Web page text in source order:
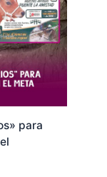
para